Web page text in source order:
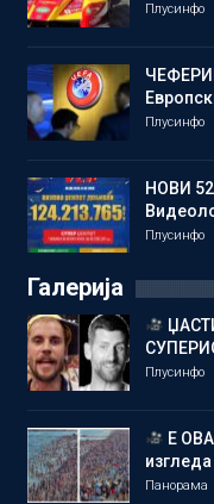
Плусинфо
Плусинфо
НОВИ
Плусинфо
Галерија
Плусинфо
Е
Панорама